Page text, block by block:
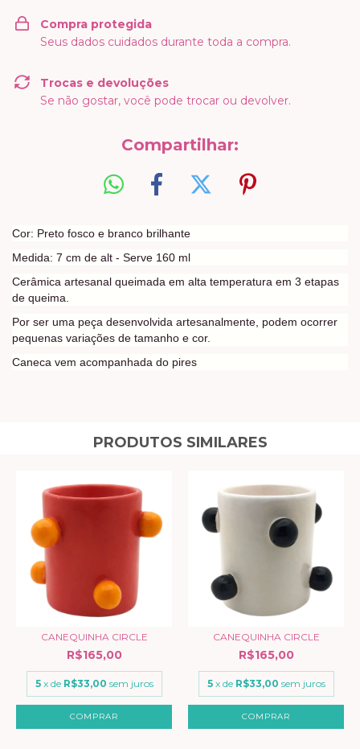
Compra protegida
Seus dados cuidados durante toda a compra.
Trocas e devoluções
Se não gostar, você pode trocar ou devolver.
Compartilhar:
Cor: Preto fosco e branco brilhante
Medida: 7 cm de alt - Serve 160 ml
Cerâmica artesanal queimada em alta temperatura em 3 etapas
de queima.
Por ser uma peça desenvolvida artesanalmente, podem ocorrer
pequenas variações de tamanho e cor.
Caneca vem acompanhada do pires
PRODUTOS SIMILARES
CANEQUINHA CIRCLE
R$165,00
5 x de R$33,00 sem juros
CANEQUINHA CIRCLE
R$165,00
5 x de R$33,00 sem juros